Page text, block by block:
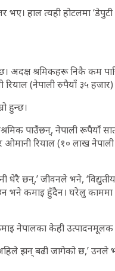
हाल त्यही होटलमा ‘डेपुटी
श्रमिकहरू निकै कम
(नेपाली रुपैयाँ ३५ हजार)
हुन्छ।
पाउँछन्, नेपाली रूपैयाँ
रियाल (१० लाख नेपाली
धेरै छन्,’ जीवनले भने,
छैन भने कमाइ हुँदैन। घरेलु
केही उत्पादनमूलक
झन् बढी जागेको छ,’ उनले